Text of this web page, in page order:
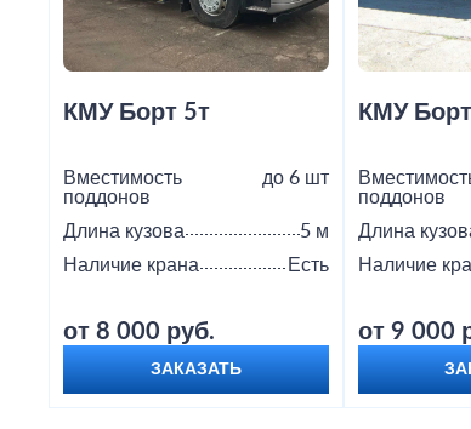
КМУ Борт 5т
Вместимость
поддонов
до 6 шт
Длина кузова
5 м
Наличие крана
Есть
от 8 000 руб.
ЗАКАЗАТЬ
КМУ
поддонов
Длина
Наличие
от 9 000